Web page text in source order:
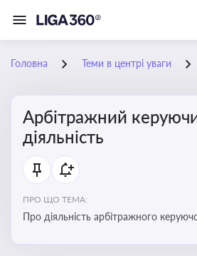
Головна Теми в центрі уваги
Арбітражний
діяльність
ПРО ЩО ТЕМА:
Про діяльність арбітражного